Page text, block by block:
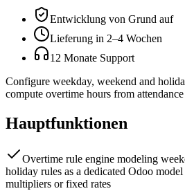
Entwicklung von Grund auf
Lieferung in 2–4 Wochen
12 Monate Support
Configure weekday, weekend and
compute overtime hours from
Hauptfunktionen
Overtime rule engine modeling
holiday rules as a dedicated Odoo
multipliers or fixed rates